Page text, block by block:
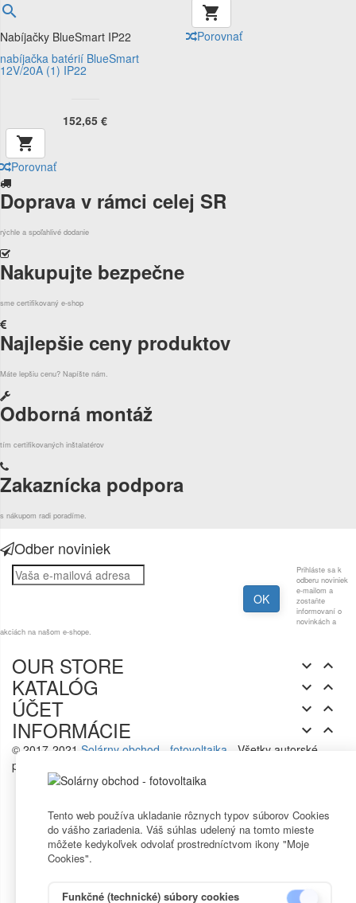

Nabíjačky BlueSmart IP22
nabíjačka batérií BlueSmart
12V/20A (1) IP22
152,65 €

Porovnať

Porovnať
Doprava v rámci celej SR
rýchle a spoľahlivé dodanie
Nakupujte bezpečne
sme certifikovaný e-shop
Najlepšie ceny produktov
Máte lepšiu cenu? Napíšte nám.
Odborná montáž
tím certifikovaných inštalatérov
Zakaznícka podpora
s nákupom radi poradíme.
Tento web používa ukladanie rôznych typov súborov Cookies
do vášho zariadenia. Váš súhlas udelený na tomto mieste
môžete kedykoľvek odvolať prostredníctvom ikony "Moje
Cookies".
Funkčné (technické) súbory cookies
Odber noviniek
Prihláste sa k
odberu noviniek
e-mailom a
zostaňte
informovaní o
novinkách a
akciách na našom e-shope.
OUR STORE  
KATALÓG  
ÚČET  
INFORMÁCIE  
© 2017-2021 Solárny obchod - fotovoltaika - Všetky autorské
práva vyhradené.